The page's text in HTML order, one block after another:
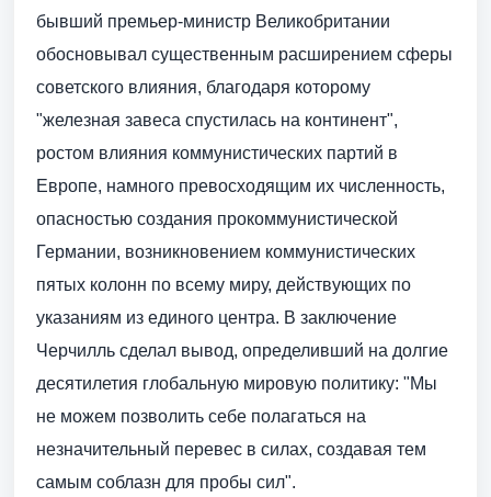
бывший премьер-министр Великобритании
обосновывал существенным расширением сферы
советского влияния, благодаря которому
"железная завеса спустилась на континент",
ростом влияния коммунистических партий в
Европе, намного превосходящим их численность,
опасностью создания прокоммунистической
Германии, возникновением коммунистических
пятых колонн по всему миру, действующих по
указаниям из единого центра. В заключение
Черчилль сделал вывод, определивший на долгие
десятилетия глобальную мировую политику: "Мы
не можем позволить себе полагаться на
незначительный перевес в силах, создавая тем
самым соблазн для пробы сил".